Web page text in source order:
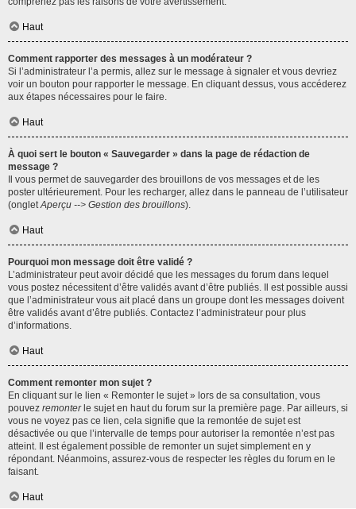
Haut
Comment rapporter des messages à un modérateur ?
Si l’administrateur l’a permis, allez sur le message à signaler et vous devriez
voir un bouton pour rapporter le message. En cliquant dessus, vous accéderez
aux étapes nécessaires pour le faire.
Haut
À quoi sert le bouton « Sauvegarder » dans la page de rédaction de
message ?
Il vous permet de sauvegarder des brouillons de vos messages et de les
poster ultérieurement. Pour les recharger, allez dans le panneau de l’utilisateur
(ongletAperçu --> Gestion des brouillons).
Haut
Pourquoi mon message doit être validé ?
L’administrateur peut avoir décidé que les messages du forum dans lequel
vous postez nécessitent d’être validés avant d’être publiés. Il est possible aussi
que l’administrateur vous ait placé dans un groupe dont les messages doivent
être validés avant d’être publiés. Contactez l’administrateur pour plus
d’informations.
Haut
Comment remonter mon sujet ?
En cliquant sur le lien « Remonter le sujet » lors de sa consultation, vous
pouvez remonterle sujet en haut du forum sur la première page. Par ailleurs, si
vous ne voyez pas ce lien, cela signifie que la remontée de sujet est
désactivée ou que l’intervalle de temps pour autoriser la remontée n’est pas
atteint. Il est également possible de remonter un sujet simplement en y
répondant. Néanmoins, assurez-vous de respecter les règles du forum en le
faisant.
Haut